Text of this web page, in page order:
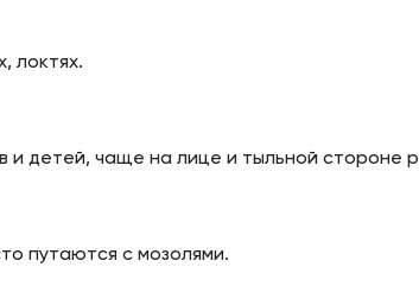
локтях.
и детей, чаще на лице и тыльной стороне
путаются с мозолями.